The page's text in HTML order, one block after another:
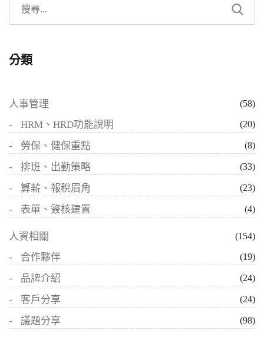
分類
人事管理 (58)
HRM、HRD功能說明 (20)
勞保、健保重點 (8)
排班、出勤策略 (33)
算薪、報稅眉角 (23)
表單、簽核建置 (4)
人資相關 (154)
合作夥伴 (19)
品牌介紹 (24)
客戶分享 (24)
議題分享 (98)